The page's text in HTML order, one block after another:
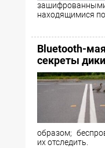
находящимися
Bluetooth-
секреты
образом;
их отследить.